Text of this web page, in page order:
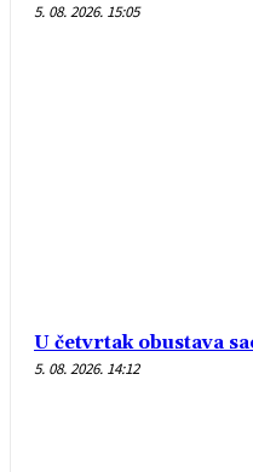
5. 08. 2026. 15:05
U četvrtak obustava
5. 08. 2026. 14:12